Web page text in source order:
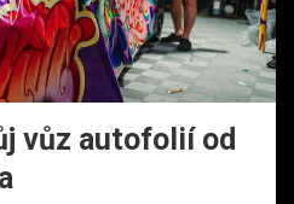
vůz autofolií od